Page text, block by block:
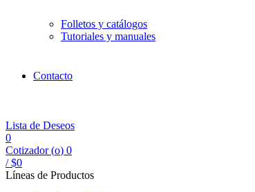
Folletos y catálogos
Tutoriales y manuales
Contacto
Lista de Deseos
0
Cotizador (o) 0
/ $0
Líneas de Productos